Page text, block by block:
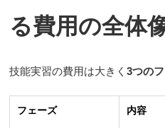
る費用の全体
技能実習の費用は大きく3つの
フェーズ 内容